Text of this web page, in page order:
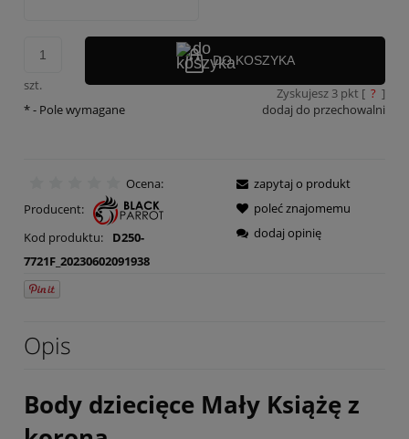
szt.
DO KOSZYKA
Zyskujesz 3pkt [ ? ]
dodaj do przechowalni
*- Pole wymagane
Ocena:
Producent:
Kod produktu:
D250-
7721F_20230602091938
zapytaj o produkt
poleć znajomemu
dodaj opinię
Opis
Body dziecięce Mały Książę z